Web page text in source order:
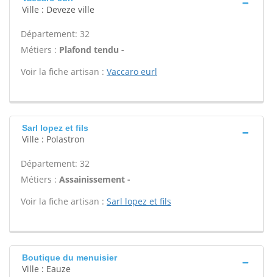
Ville : Deveze ville
Département: 32
Métiers : Plafond tendu -
Voir la fiche artisan : Vaccaro eurl
Sarl lopez et fils
Ville : Polastron
Département: 32
Métiers : Assainissement -
Voir la fiche artisan : Sarl lopez et fils
Boutique du menuisier
Ville : Eauze